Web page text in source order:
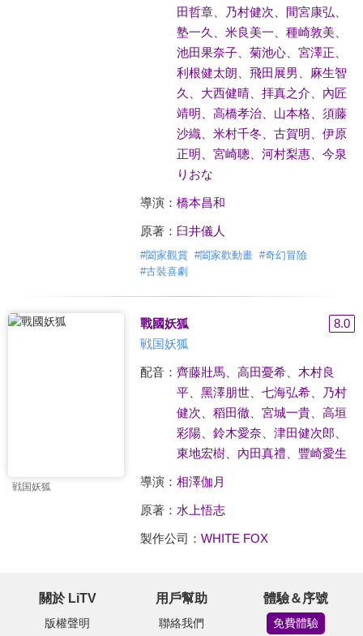
田哲章、 乃村健次 間宮康弘
塾一久
米良美一 種崎敦美、
池田果奈子、 菊池心、 宮澤正
利根健太朗
飛田展男
麻生智
久
大西健晴、 拝真之介
內匠
靖明
高橋孝治、 山本格
須藤
沙織、 米村千冬 古賀明
伊原
正明
宮崎聰 河村梨惠、 今泉
りおな
導演： 橋本昌和
原著： 臼井儀人
#闔家觀賞 #闔家歡動畫 #奇幻冒險
#古裝喜劇
戦国妖狐
戰國妖狐
8.0
戦国妖狐
配音： 齊藤壯馬、 高田憂希、 木村良
平、 黑澤朋世、 七海弘希、
乃村
健次
稻田徹、 宮城一貴、 高垣
彩陽、 鈴木愛奈 津田健次郎
東地宏樹、 內田真禮 豐崎愛生
導演： 相澤伽月
原著： 水上悟志
製作公司： WHITE FOX
關於 LiTV
版權聲明
用戶幫助
聯絡我們
體驗＆序號
免費體驗